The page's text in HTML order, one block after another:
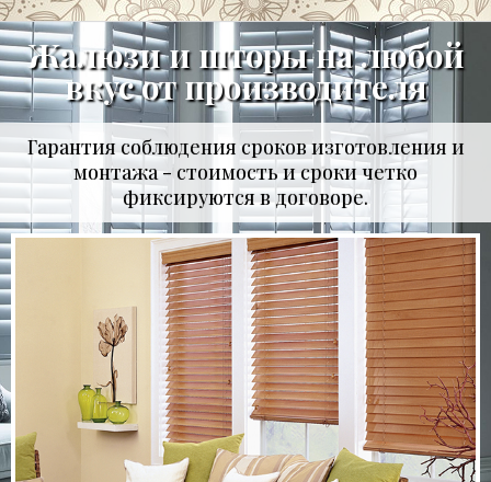
Жалюзи и шторы на любой
вкус от производителя
Гарантия соблюдения сроков изготовления и
монтажа - стоимость и сроки четко
фиксируются в договоре.